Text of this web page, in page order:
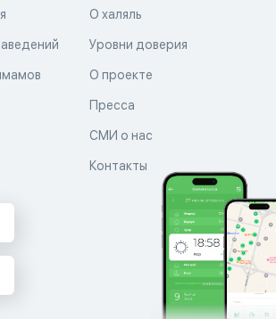
О халяль
Уровни доверия
О проекте
Пресса
СМИ о нас
Контакты